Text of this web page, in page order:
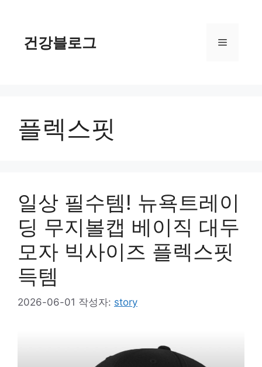
건강블로그 메
플렉스핏
일상 필수템! 뉴욕트레이
딩 무지볼캡 베이직 대두
모자 빅사이즈 플렉스핏
득템
2026-06-01 작성자: story